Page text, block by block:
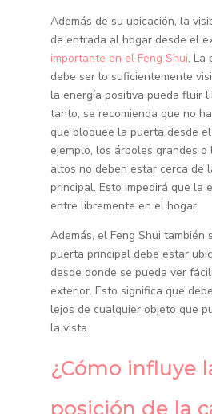
Además de su ubicación, la
de entrada al hogar desde el
importante en el Feng Shui. La
debe ser lo suficientemente
la energía positiva pueda fluir
tanto, se recomienda que no
que bloquee la puerta desde
ejemplo, los árboles grandes o
altos no deben estar cerca de
principal. Esto impedirá que la
entre libremente en el hogar.
Además, el Feng Shui también
puerta principal debe estar
desde donde se pueda ver
exterior. Esto significa que
lejos de cualquier objeto que
la vista.
¿Cómo influye
posición de la